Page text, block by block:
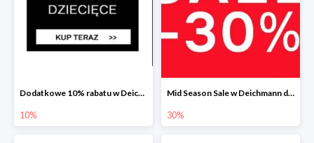
Dodatkowe 10% rabatu w Deichmann
10%
Mid Season Sale w Deichmann do -30%
30%